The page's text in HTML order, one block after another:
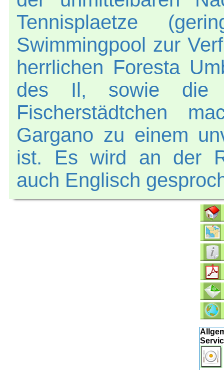
Tennisplaetze
Swimmingpool zur
herrlichen Foresta
des Il, sowie die
Fischerstädtchen
Gargano zu einem
ist. Es wird an der
auch Englisch